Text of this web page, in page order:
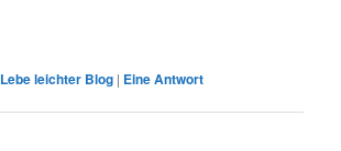
Lebe leichter Blog | EineAntwort